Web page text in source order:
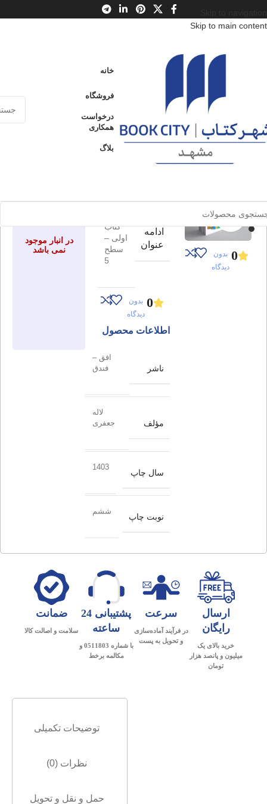
Skip to main content
خانه
فروشگاه
درخواست
همکاری
بلاگ
محصولات / کتاب کودک و نوجوان
کلاس اولی، کتاب اولی – سطح 5
برای بزرگنمایی کلیک کنید
0 بدون
دیدگاه
ضاطاظاغول
ادامه
عنوان
کلاس
کتاب
اولی –
سطح
5
0 بدون
دیدگاه
اطلاعات محصول
ناشر
افق –
فندق
مؤلف
لاله
جعفری
سال چاپ
1403
نوبت چاپ
ششم
کارت‌های عضو
در انبار موجود
نمی باشد
ارسال
رایگان
خرید بالای یک
میلیون و پانصد هزار
تومان
سرعت
در فرآیند آماده‌سازی
و تحویل به پست
پشتیبانی 24
ساعته
با شماره 0511803 و
مکالمه برخط
ضمانت
سلامت و اصالت کالا
توضیحات تکمیلی
نظرات (0)
حمل و نقل و تحویل